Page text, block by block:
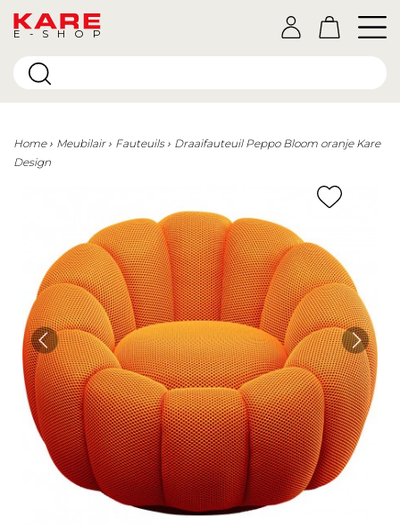
E-SHOP
Home Meubilair Fauteuils
Draaifauteuil Peppo Bloom oranje Kare
Design